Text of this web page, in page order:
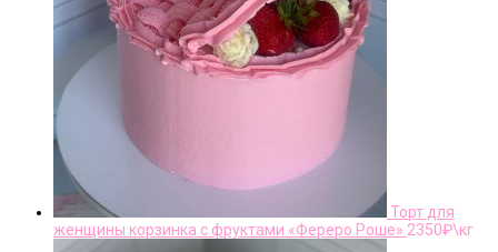
Торт для
женщины корзинка с фруктами «Фереро Роше» 2350₽\кг